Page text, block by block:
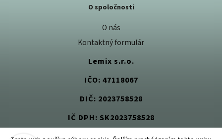
O spoločnosti
O nás
Kontaktný formulár
Lemix s.r.o.
IČO: 47118067
DIČ: 2023758528
IČ DPH: SK2023758528